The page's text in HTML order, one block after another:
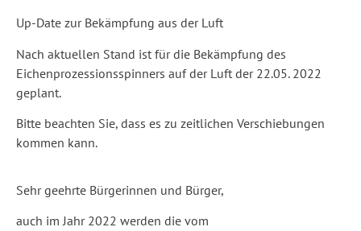
Up-Date zur Bekämpfung aus der Luft
Nach aktuellen Stand ist für die Bekämpfung des
Eichenprozessionsspinners auf der Luft der 22.05. 2022
geplant.
Bitte beachten Sie, dass es zu zeitlichen Verschiebungen
kommen kann.
Sehr geehrte Bürgerinnen und Bürger,
auch im Jahr 2022 werden die vom